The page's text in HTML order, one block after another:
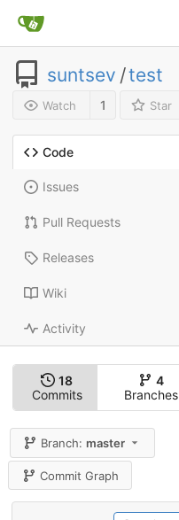
suntsev /test
Watch 1 Star
Code
Issues
Pull Requests
Releases
Wiki
Activity
18
Commits
4
Branches
Branch:master
Commit Graph